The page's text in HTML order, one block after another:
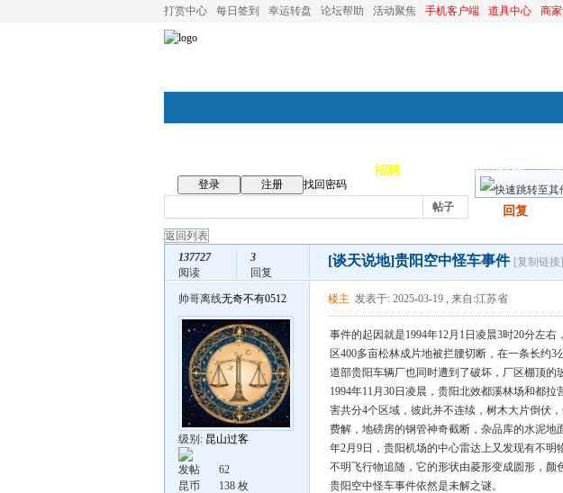
打赏中心 每日签到 幸运转盘 论坛帮助 活动聚焦 手机客户端 道具中心 商
招聘 昆山优选
登录 注册
找回密码
帖子
回复
返回列表
137727
阅读
3
回复
[谈天说地]贵阳空中怪车事件 [复制链接]
帅哥离线无奇不有0512
级别: 昆山过客
发帖
62
昆币
138 枚
楼主 发表于: 2025-03-19 , 来自:江苏省
事件的起因就是1994年12月1日凌晨3时20分左
区400多亩松林成片地被拦腰切断，在一条长约
道部贵阳车辆厂也同时遭到了破坏，厂区棚顶的
1994年11月30日凌晨，贵阳北效都溪林场和都
害共分4个区域，彼此并不连续，树木大片倒伏
费解，地磅房的钢管神奇截断，杂品库的水泥地
年2月9日，贵阳机场的中心雷达上又发现有不
不明飞行物追随，它的形状由菱形变成圆形，
贵阳空中怪车事件依然是未解之谜。